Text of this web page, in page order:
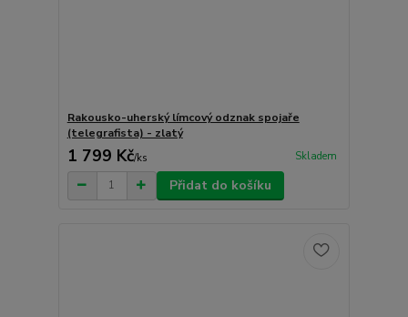
Rakousko-uherský límcový odznak spojaře
(telegrafista) - zlatý
1 799 Kč/ks Skladem
Přidat do košíku